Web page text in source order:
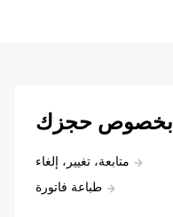
بخصوص حجزك
متابعة، تغيير، إلغاء
طباعة فاتورة